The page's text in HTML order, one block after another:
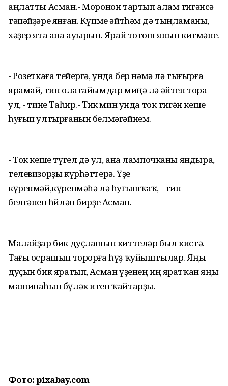
аңлатты Асман.- Моронон тартып алам тигәнсә
тәпәйҙәре янған. Күпме әйтһәм дә тыңламаны,
хәҙер ята ана ауырып. Ярай тотош янып китмәне.
- Розеткаға тейергә, унда бер нәмә лә тығырға
ярамай, тип олатайымдар миңә лә әйтеп тора
ул, - тине Таһир.- Тик мин унда ток тигән кеше
һуғып ултырғанын белмәгәйнем.
- Ток кеше түгел дә ул, ана лампочканы яндыра,
телевизорҙы күрһәттерә. Үҙе
күренмәй,күренмәһә лә һуғышҡаҡ, - тип
белгәнен һөйләп бирҙе Асман.
Малайҙар бик дуҫлашып киттеләр был кистә.
Тағы осрашып торорға һүҙ ҡуйыштылар. Яңы
дуҫын бик яратып, Асман үҙенең иң яратҡан яңы
машинаһын бүләк итеп ҡайтарҙы.
Фото: pixabay.com